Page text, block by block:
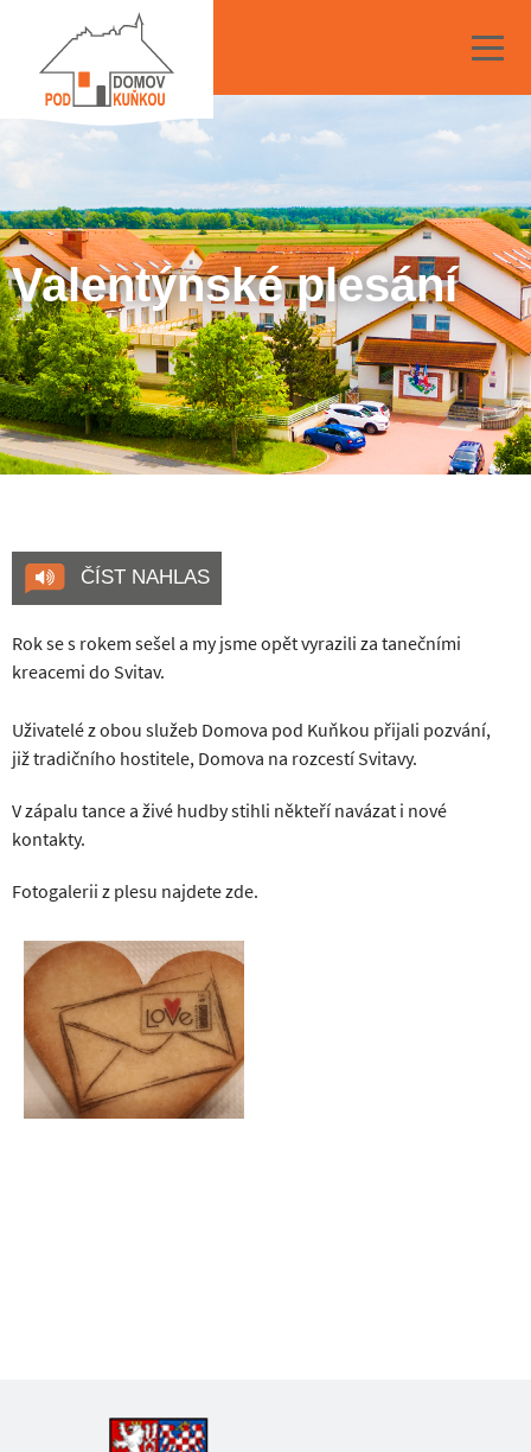
Valentýnské plesání
ČÍST NAHLAS
Rok se s rokem sešel a my jsme opět vyrazili za tanečními
kreacemi do Svitav.
Uživatelé z obou služeb Domova pod Kuňkou přijali pozvání,
již tradičního hostitele, Domova na rozcestí Svitavy.
V zápalu tance a živé hudby stihli někteří navázat i nové
kontakty.
Fotogalerii z plesu najdetezde.